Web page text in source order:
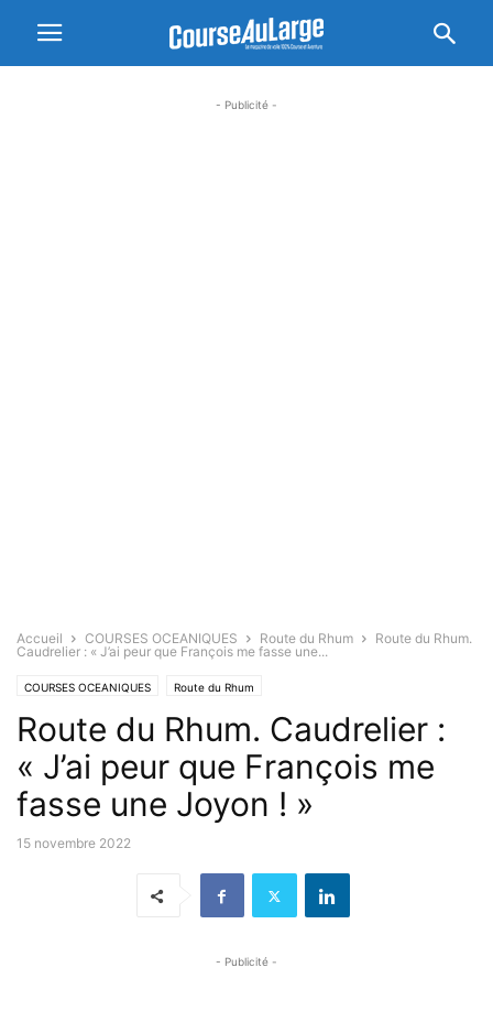
- Publicité -
Accueil COURSES OCEANIQUES Route du Rhum
Route du Rhum.
Caudrelier : « J’ai peur que François me fasse une...
COURSES OCEANIQUES Route du Rhum
Route du Rhum. Caudrelier :
« J’ai peur que François me
fasse une Joyon ! »
15 novembre 2022
- Publicité -